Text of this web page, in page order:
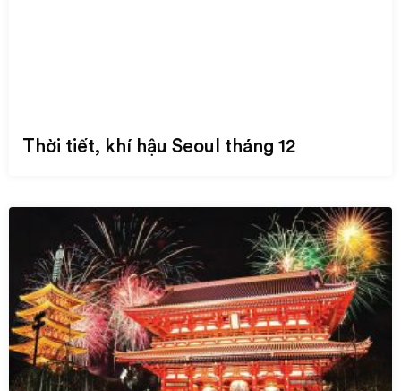
Thời tiết, khí hậu Seoul tháng 12